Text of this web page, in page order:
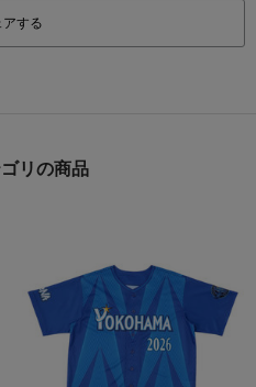
アする
リの商品